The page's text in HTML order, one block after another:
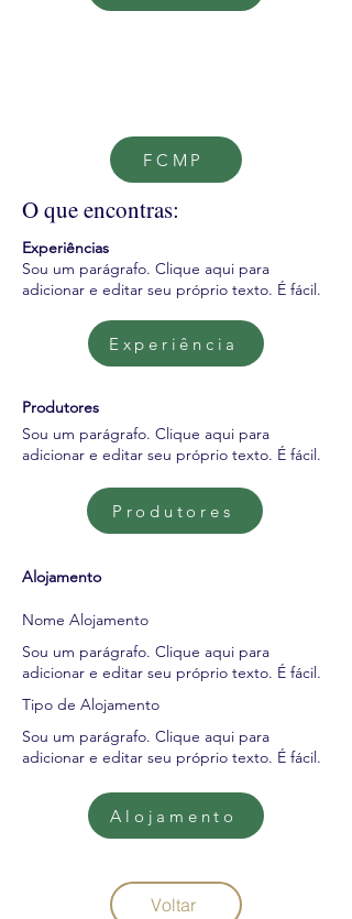
FCMP
O que encontras:
Sou um parágrafo. Clique aqui para
adicionar e editar seu próprio texto. É fácil.
Experiência
Experiências
Produtores
Sou um parágrafo. Clique aqui para
adicionar e editar seu próprio texto. É fácil.
Produtores
Alojamento
Nome Alojamento
Sou um parágrafo. Clique aqui para
adicionar e editar seu próprio texto. É fácil.
Tipo de Alojamento
Sou um parágrafo. Clique aqui para
adicionar e editar seu próprio texto. É fácil.
Alojamento
Voltar